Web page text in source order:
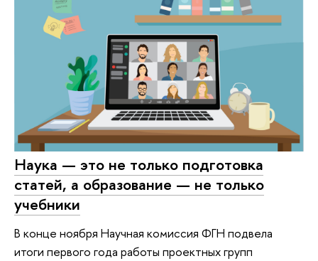
Наука — это не только подготовка
статей, а образование — не только
учебники
В конце ноября Научная комиссия ФГН подвела
итоги первого года работы проектных групп